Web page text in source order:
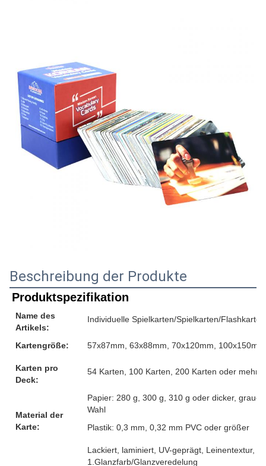
Beschreibung der Produkte
Produktspezifikation
Name des
Artikels:
Individuelle Spielkarten/Spielkarten/
Kartengröße: 57x87mm, 63x88mm, 70x120mm,
Karten pro
Deck:
54 Karten, 100 Karten, 200 Karten oder mehr,
Material der
Karte:
Papier: 280 g, 300 g, 310 g oder dicker,
Wahl
Plastik: 0,3 mm, 0,32 mm PVC oder größer
Lackiert, laminiert, UV-geprägt, Leinentextur,
1.Glanzfarb/Glanzveredelung